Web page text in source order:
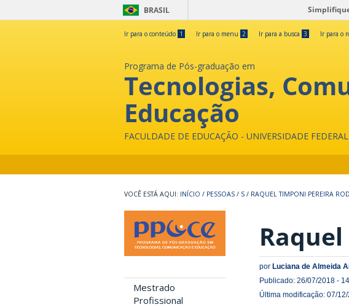
BRASIL
Ir para o conteúdo 1 Ir para o menu 2 Ir para a busca 3 Ir para o
Programa de Pós-graduação em
Tecnologias,
Educação
FACULDADE DE EDUCAÇÃO - UNIVERSIDADE
INÍCIO / PESSOAS / S / RAQUEL TIMPONI PEREIRA
Mestrado
Profissional
por Luciana de Almeida
Publicado: 26/07/2018 -
Última modificação: 07/